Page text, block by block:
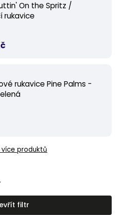
On the Spritz /
rukavice
rukavice Pine Palms -
produktů
filtr